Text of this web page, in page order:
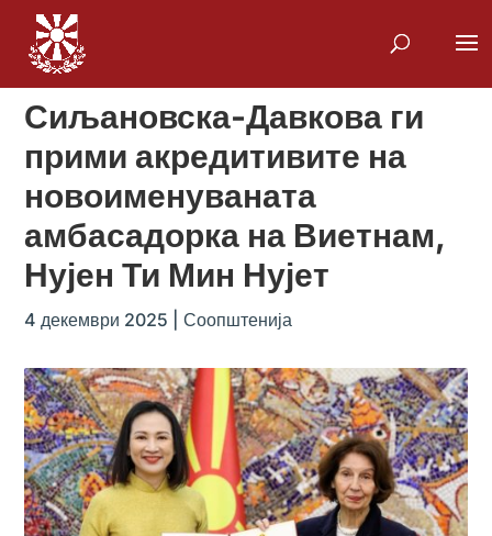
Сиљановска-Давкова ги
прими акредитивите на
новоименуваната
амбасадорка на Виетнам,
Нујен Ти Мин Нујет
4 декември 2025 |Соопштенија